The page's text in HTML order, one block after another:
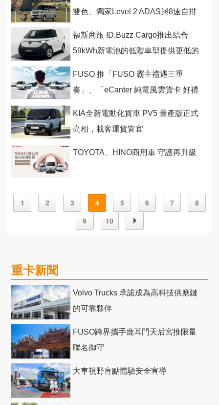
雙色、獨家Level 2 ADAS與8速自排
福斯商旅 ID.Buzz Cargo推出結合
59kWh新電池的低階車型提供更低的
FUSO 推「FUSO 霸主禮遇三重
奏」、「eCanter 純電風雲貨卡 好禮
KIA全新電動化貨車 PV5 量產版正式
亮相，載客運貨皆宜
TOYOTA、HINO商用車 守護再升級
1 2 3 4 5 6 7
8
9
10
重卡新聞
Volvo Trucks 承諾成為高科技供應鏈
的可靠夥伴
FUSO跨界攜手鹿耳門天后宮推限量
聯名御守
大車視野盲點體驗安全宣導